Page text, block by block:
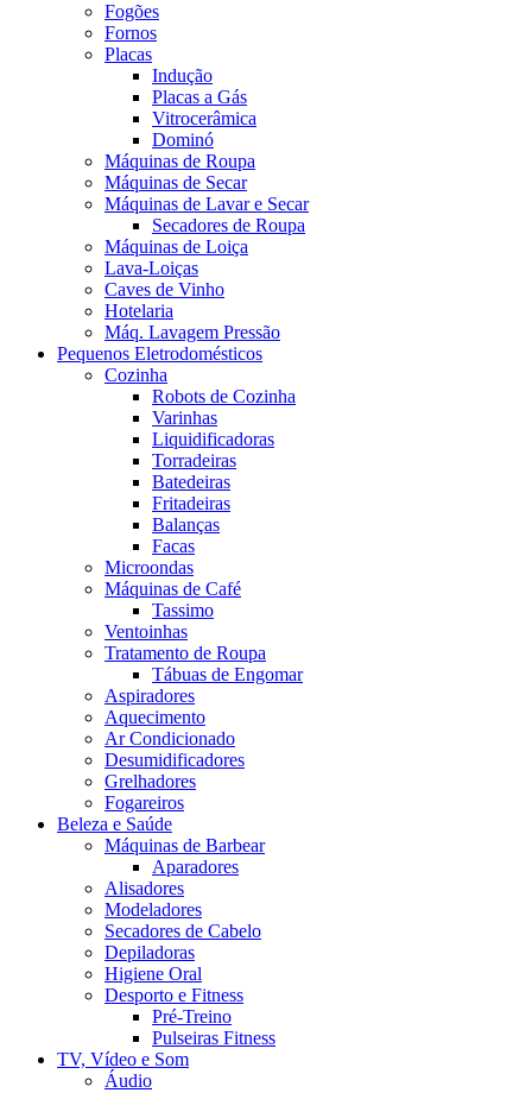
Fogões
Fornos
Placas
Indução
Placas a Gás
Vitrocerâmica
Dominó
Máquinas de Roupa
Máquinas de Secar
Máquinas de Lavar e Secar
Secadores de Roupa
Máquinas de Loiça
Lava-Loiças
Caves de Vinho
Hotelaria
Máq. Lavagem Pressão
Pequenos Eletrodomésticos
Cozinha
Robots de Cozinha
Varinhas
Liquidificadoras
Torradeiras
Batedeiras
Fritadeiras
Balanças
Facas
Microondas
Máquinas de Café
Tassimo
Ventoinhas
Tratamento de Roupa
Tábuas de Engomar
Aspiradores
Aquecimento
Ar Condicionado
Desumidificadores
Grelhadores
Fogareiros
Beleza e Saúde
Máquinas de Barbear
Aparadores
Alisadores
Modeladores
Secadores de Cabelo
Depiladoras
Higiene Oral
Desporto e Fitness
Pré-Treino
Pulseiras Fitness
TV, Vídeo e Som
Áudio